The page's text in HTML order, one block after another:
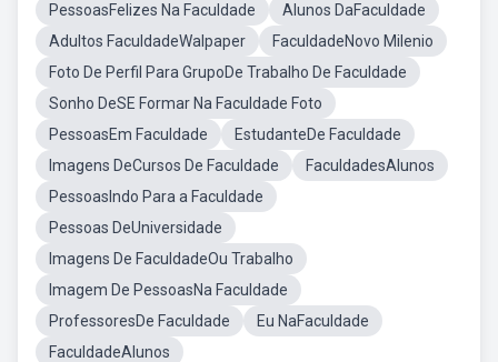
PessoasFelizes Na Faculdade
Alunos DaFaculdade
Adultos FaculdadeWalpaper
FaculdadeNovo Milenio
Foto De Perfil Para GrupoDe Trabalho De Faculdade
Sonho DeSE Formar Na Faculdade Foto
PessoasEm Faculdade
EstudanteDe Faculdade
Imagens DeCursos De Faculdade
FaculdadesAlunos
PessoasIndo Para a Faculdade
Pessoas DeUniversidade
Imagens De FaculdadeOu Trabalho
Imagem De PessoasNa Faculdade
ProfessoresDe Faculdade
Eu NaFaculdade
FaculdadeAlunos